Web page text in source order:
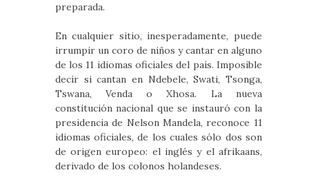
preparada.
En cualquier sitio, inesperadamente, puede
irrumpir un coro de niños y cantar en alguno
de los 11 idiomas oficiales del país. Imposible
decir si cantan en Ndebele, Swati, Tsonga,
Tswana, Venda o Xhosa. La nueva
constitución nacional que se instauró con la
presidencia de Nelson Mandela, reconoce 11
idiomas oficiales, de los cuales sólo dos son
de origen europeo: el inglés y el afrikaans,
derivado de los colonos holandeses.